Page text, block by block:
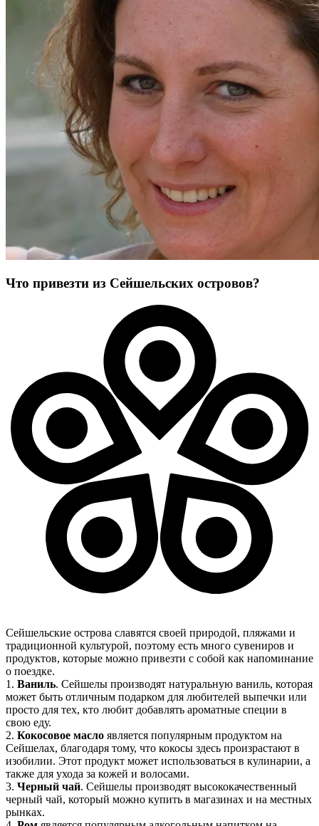
Что привезти из Сейшельских островов?
Сейшельские острова славятся своей природой, пляжами и
традиционной культурой, поэтому есть много сувениров и
продуктов, которые можно привезти с собой как напоминание
о поездке.
1. Ваниль. Сейшелы производят натуральную ваниль, которая
может быть отличным подарком для любителей выпечки или
просто для тех, кто любит добавлять ароматные специи в
свою еду.
2. Кокосовое масло является популярным продуктом на
Сейшелах, благодаря тому, что кокосы здесь произрастают в
изобилии. Этот продукт может использоваться в кулинарии, а
также для ухода за кожей и волосами.
3. Черный чай. Сейшелы производят высококачественный
черный чай, который можно купить в магазинах и на местных
рынках.